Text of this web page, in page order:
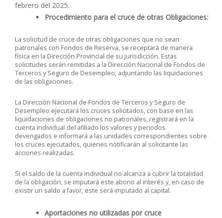
febrero del 2025.
Procedimiento para el cruce de otras Obligaciones:
La solicitud de cruce de otras obligaciones que no sean
patronales con Fondos de Reserva, se receptará de manera
física en la Dirección Provincial de su jurisdicción. Estas
solicitudes serán remitidas a la Dirección Nacional de Fondos de
Terceros y Seguro de Desempleo, adjuntando las liquidaciones
de las obligaciones.
La Dirección Nacional de Fondos de Terceros y Seguro de
Desempleo ejecutará los cruces solicitados, con base en las
liquidaciones de obligaciones no patronales, registrará en la
cuenta individual del afiliado los valores y periodos
devengados e informará a las unidades correspondientes sobre
los cruces ejecutados, quienes notificarán al solicitante las
acciones realizadas.
Si el saldo de la cuenta individual no alcanza a cubrir la totalidad
de la obligación, se imputará este abono al interés y, en caso de
existir un saldo a favor, este será imputado al capital.
Aportaciones no utilizadas por cruce